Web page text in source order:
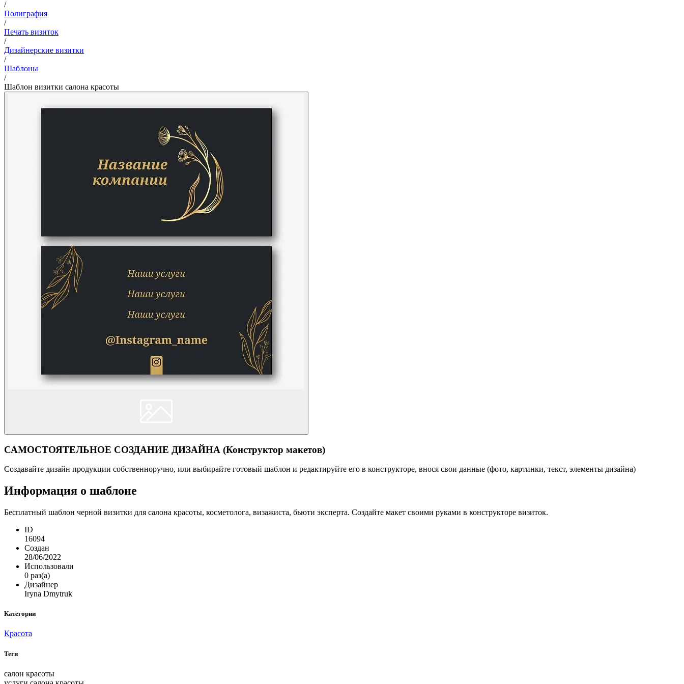
/
Полиграфия
/
Печать визиток
/
Дизайнерские визитки
/
Шаблоны
/
Шаблон визитки салона красоты
САМОСТОЯТЕЛЬНОЕ СОЗДАНИЕ ДИЗАЙНА (Конструктор макетов)
Создавайте дизайн продукции собственноручно, или выбирайте готовый шаблон и редактируйте его в конструкторе, внося свои данные (фото, картинки, текст, элементы дизайна)
Информация о шаблоне
Бесплатный шаблон черной визитки для салона красоты, косметолога, визажиста, бьюти эксперта. Создайте макет своими руками в конструкторе визиток.
ID
16094
Создан
28/06/2022
Использовали
0 раз(а)
Дизайнер
Iryna Dmytruk
Категории
Красота
Теги
салон красоты